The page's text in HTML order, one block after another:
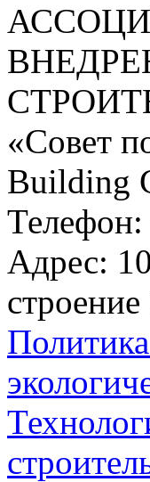
«Совет
Building
Адрес: